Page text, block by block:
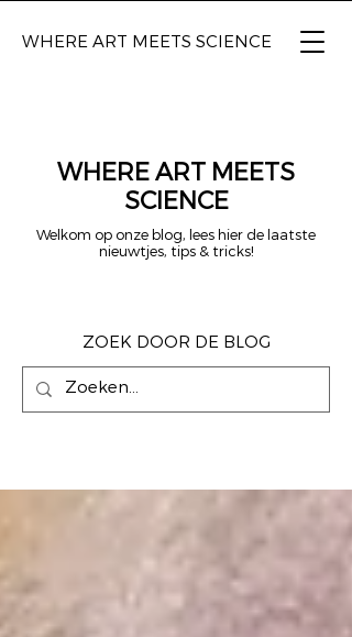
WHERE ART MEETS SCIENCE
WHERE ART MEETS
SCIENCE
Welkom op onze blog, lees hier de laatste
nieuwtjes, tips & tricks!
ZOEK DOOR DE BLOG